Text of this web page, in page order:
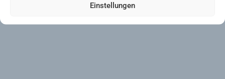
Einstellungen